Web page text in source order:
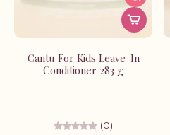
Cantu For Kids Leave-In
Conditioner 283 g
(0)